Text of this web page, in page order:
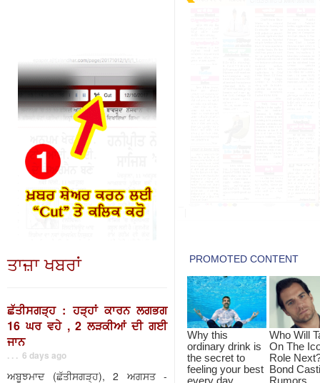
ਤਾਜ਼ਾ ਖਬਰਾਂ
ਛੱਤੀਸਗੜ੍ਹ : ਹੜ੍ਹਾਂ ਕਾਰਨ ਲਗਭਗ
16 ਘਰ ਵਹੇ , 2 ਲੜਕੀਆਂ ਦੀ ਗਈ
ਜਾਨ
. . . 6 days ago
ਅਬੂਝਮਾਦ (ਛੱਤੀਸਗੜ੍ਹ), 2 ਅਗਸਤ -